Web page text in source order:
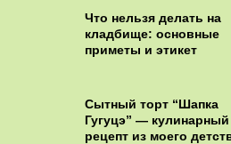
Что нельзя делать на
кладбище: основные
приметы и этикет
Сытный торт “Шапка
Гугуцэ” — кулинарный
рецепт из моего